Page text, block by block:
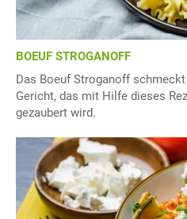
BOEUF STROGANOFF
Das Boeuf Stroganoff
Gericht, das mit Hilfe dieses
gezaubert wird.